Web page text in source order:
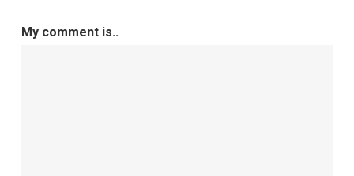
My comment is..